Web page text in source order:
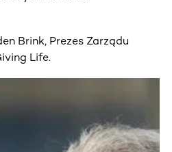
Brink, Prezes Zarządu
Life.